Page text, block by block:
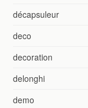
décapsuleur
deco
decoration
delonghi
demo